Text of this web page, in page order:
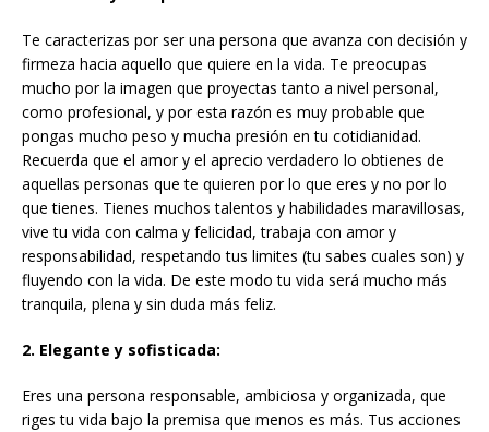
Te caracterizas por ser una persona que avanza con decisión y
firmeza hacia aquello que quiere en la vida. Te preocupas
mucho por la imagen que proyectas tanto a nivel personal,
como profesional, y por esta razón es muy probable que
pongas mucho peso y mucha presión en tu cotidianidad.
Recuerda que el amor y el aprecio verdadero lo obtienes de
aquellas personas que te quieren por lo que eres y no por lo
que tienes. Tienes muchos talentos y habilidades maravillosas,
vive tu vida con calma y felicidad, trabaja con amor y
responsabilidad, respetando tus limites (tu sabes cuales son) y
fluyendo con la vida. De este modo tu vida será mucho más
tranquila, plena y sin duda más feliz.
2. Elegante y sofisticada:
Eres una persona responsable, ambiciosa y organizada, que
riges tu vida bajo la premisa que menos es más. Tus acciones